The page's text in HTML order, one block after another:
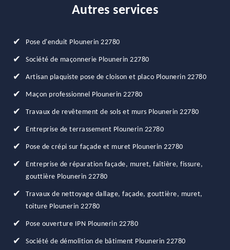
Autres services
Pose d'enduit Plounerin 22780
Société de maçonnerie Plounerin 22780
Artisan plaquiste pose de cloison et placo Plounerin 22780
Maçon professionnel Plounerin 22780
Travaux de revêtement de sols et murs Plounerin 22780
Entreprise de terrassement Plounerin 22780
Pose de crépi sur façade et muret Plounerin 22780
Entreprise de réparation façade, muret, faîtière, fissure,
gouttière Plounerin 22780
Travaux de nettoyage dallage, façade, gouttière, muret,
toiture Plounerin 22780
Pose ouverture IPN Plounerin 22780
Société de démolition de bâtiment Plounerin 22780